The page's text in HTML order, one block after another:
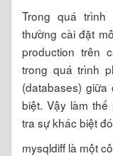
Trong quá
thường cài đặt
production trên
trong quá trình
(databases)
biệt. Vậy làm
tra sự khác biệt
mysqldiff là một